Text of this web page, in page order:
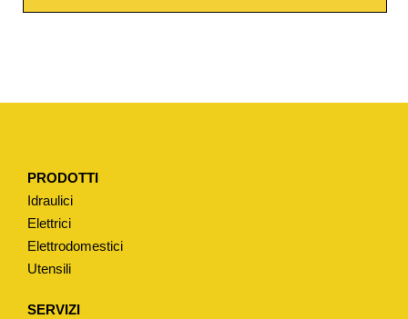
W
R
P
O
S
A
PRODOTTI
Idraulici
Elettrici
Elettrodomestici
Utensili
SERVIZI